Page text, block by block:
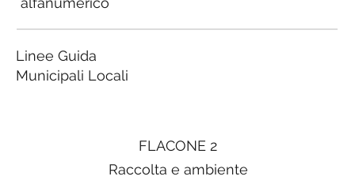
FLACONE 2
Raccolta e ambiente
Linee Guida
Municipali Locali